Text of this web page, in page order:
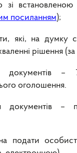
зі
посиланням);
які, на думку
рішення (за
документів
оголошення.
документів –
подати